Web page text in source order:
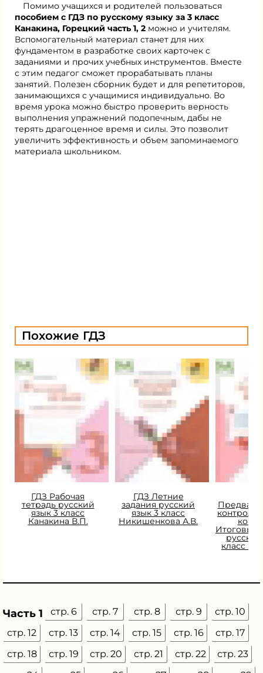
Помимо учащихся и родителей пользоваться
пособием с ГДЗ по русскому языку за 3 класс
Канакина, Горецкий часть 1, 2 можно и учителям.
Вспомогательный материал станет для них
фундаментом в разработке своих карточек с
заданиями и прочих учебных инструментов. Вместе
с этим педагог сможет прорабатывать планы
занятий. Полезен сборник будет и для репетиторов,
занимающихся с учащимися индивидуально. Во
время урока можно быстро проверить верность
выполнения упражнений подопечным, дабы не
терять драгоценное время и силы. Это позволит
увеличить эффективность и объем запоминаемого
материала школьником.
Похожие ГДЗ
ГДЗ Рабочая
тетрадь русский
язык 3 класс
Канакина В.П.
ГДЗ Летние
задания русский
язык 3 класс
Никишенкова А.В.
Итоговый
класс
Часть 1 стр. 6 стр. 7 стр. 8 стр. 9
стр. 10
стр. 12
стр. 13 стр. 14 стр. 15 стр. 16
стр. 17
стр. 18
стр. 19 стр. 20 стр. 21 стр. 22
стр. 23